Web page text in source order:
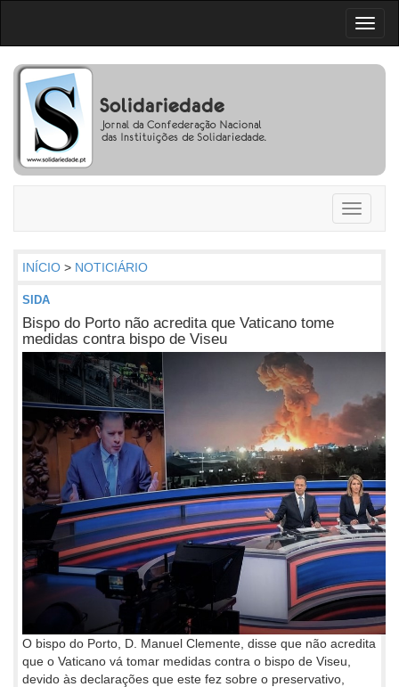
Toggle
INÍCIO > NOTICIÁRIO
SIDA
Bispo do Porto não acredita que Vaticano tome
medidas contra bispo de Viseu
O bispo do Porto, D. Manuel Clemente, disse que não acredita
que o Vaticano vá tomar medidas contra o bispo de Viseu,
devido às declarações que este fez sobre o preservativo,